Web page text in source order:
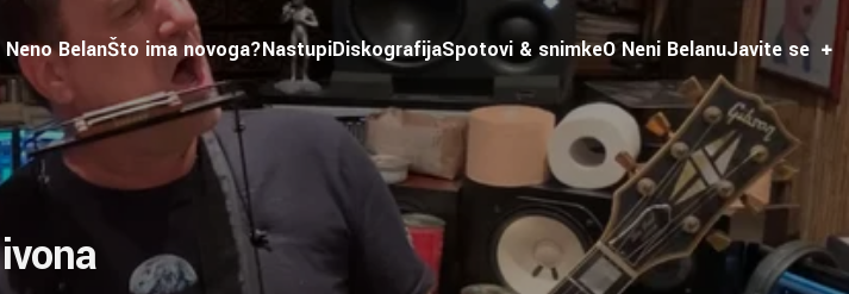
Neno BelanŠto ima novoga?NastupiDiskografijaSpotovi & snimkeO Neni BelanuJavite se
ivona